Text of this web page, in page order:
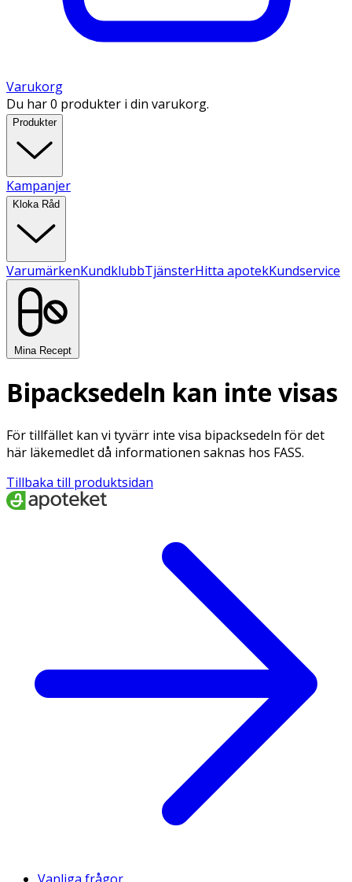
Varukorg
Du har 0 produkter i din varukorg.
Produkter
Kampanjer
Kloka Råd
VarumärkenKundklubbTjänsterHitta apotekKundservice
Mina Recept
Bipacksedeln kan inte visas
För tillfället kan vi tyvärr inte visa bipacksedeln för det
här läkemedlet då informationen saknas hos FASS.
Tillbaka till produktsidan